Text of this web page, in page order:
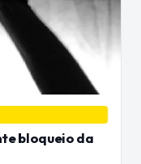
bloqueio da